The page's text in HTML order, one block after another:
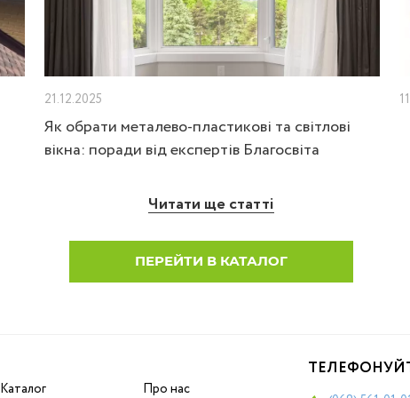
21.12.2025
Як обрати металево-пластикові та світлові
вікна: поради від експертів Благосвіта
Читати ще статті
ПЕРЕЙТИ В КАТАЛОГ
Каталог Про нас